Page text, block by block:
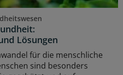
Lösungen
für die menschliche
sind besonders